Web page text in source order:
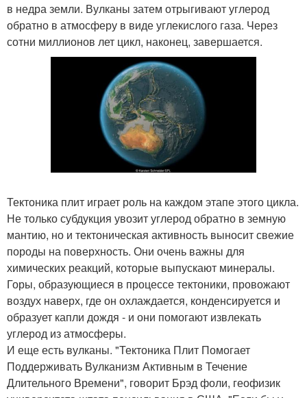
в недра земли. Вулканы затем отрыгивают углерод
обратно в атмосферу в виде углекислого газа. Через
сотни миллионов лет цикл, наконец, завершается.
Тектоника плит играет роль на каждом этапе этого цикла.
Не только субдукция увозит углерод обратно в земную
мантию, но и тектоническая активность выносит свежие
породы на поверхность. Они очень важны для
химических реакций, которые выпускают минералы.
Горы, образующиеся в процессе тектоники, провожают
воздух наверх, где он охлаждается, конденсируется и
образует капли дождя - и они помогают извлекать
углерод из атмосферы.
И еще есть вулканы. "Тектоника Плит Помогает
Поддерживать Вулканизм Активным в Течение
Длительного Времени", говорит Брэд фоли, геофизик